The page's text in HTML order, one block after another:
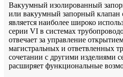
Вакуумный изолированный
или вакуумный запорный клапан
является наиболее широко
серии VI в системах
отвечает за управление
магистральных и ответвленных
сочетании с другими изделиями
расширяет функциональные